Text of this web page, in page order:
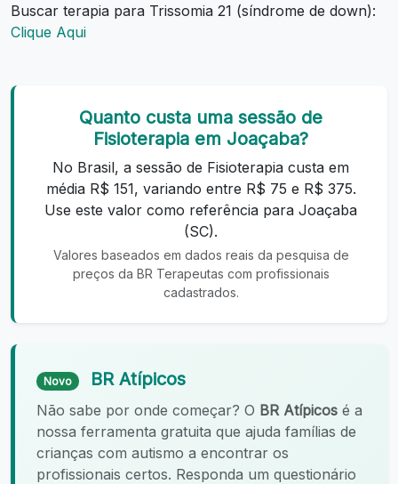
Buscar terapia para Trissomia 21 (síndrome de down):
Clique Aqui
Quanto custa uma sessão de
Fisioterapia em Joaçaba?
No Brasil, a sessão de Fisioterapia custa em
média R$ 151, variando entre R$ 75 e R$ 375.
Use este valor como referência para Joaçaba
(SC).
Valores baseados em dados reais da pesquisa de
preços da BR Terapeutas com profissionais
cadastrados.
Novo BR Atípicos
Não sabe por onde começar? O BR Atípicos é a
nossa ferramenta gratuita que ajuda famílias de
crianças com autismo a encontrar os
profissionais certos. Responda um questionário